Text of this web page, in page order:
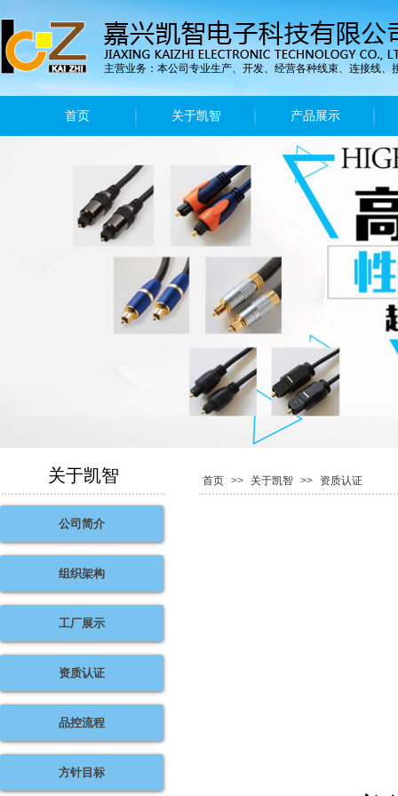
首页 关于凯智 产品展示
主营业务：本公司专业生产、开发、经营各种线束、连接线、
关于凯智 首页 >> 关于凯智 >> 资质认证
公司简介
组织架构
工厂展示
资质认证
品控流程
方针目标